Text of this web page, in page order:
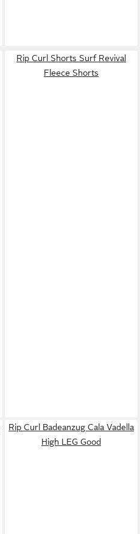
Rip Curl Shorts Surf Revival
Fleece Shorts
Rip Curl Badeanzug Cala Vadella
High LEG Good